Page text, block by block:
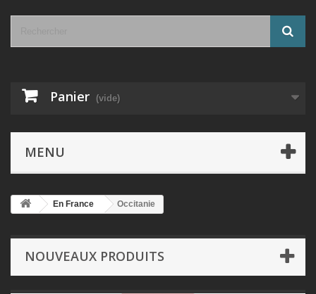
Panier (vide)
MENU
En France Occitanie
NOUVEAUX PRODUITS